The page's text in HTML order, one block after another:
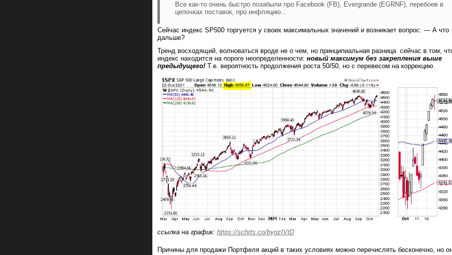
Все как-то очень быстро позабыли про Facebook (FB), Evergrande (EGRNF), перебоев в
цепочках поставок, про инфляцию...
Сейчас индекс SP500 торгуется у своих максимальных значений и возникает вопрос: — А что
дальше?
Тренд восходящий, волноваться вроде не о чем, но принципиальная разница сейчас в том,
индекс находится на пороге неопределенности: новый максимум без закрепления выше
предыдущего! Т.е. вероятность продолжения роста 50/50, но с перевесом на коррекцию.
ссылка на график: https://schrts.co/bygzIVtD
Причины для продажи Портфеля акций в таких условиях можно перечислять бесконечно, но